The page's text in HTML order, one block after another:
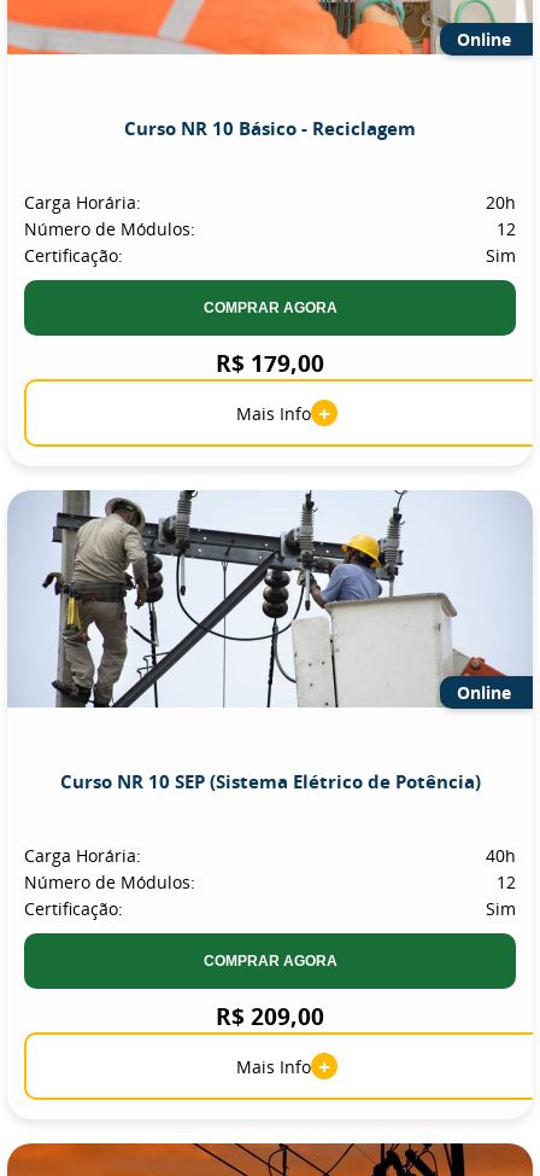
Online
Curso NR 10 Básico - Reciclagem
Carga Horária:
20h
Número de Módulos:
12
Certificação:
Sim
COMPRAR AGORA
R$ 179,00
Mais Info +
Online
Curso NR 10 SEP (Sistema Elétrico de Potência)
Carga Horária:
40h
Número de Módulos:
12
Certificação:
Sim
COMPRAR AGORA
R$ 209,00
Mais Info +